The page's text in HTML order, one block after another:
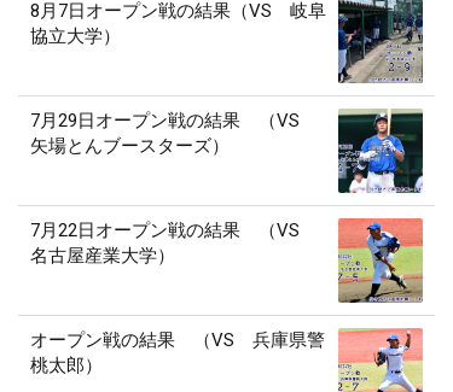
8月7日オープン戦の結果（VS 岐阜
協立大学）
7月29日オープン戦の結果 （VS
矢場とんブースターズ）
7月22日オープン戦の結果 （VS
名古屋産業大学）
オープン戦の結果 （VS 兵庫県警
桃太郎）